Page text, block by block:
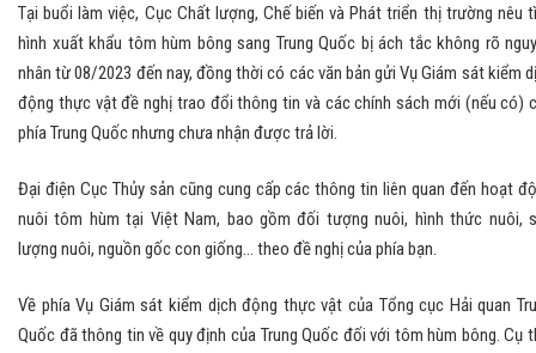
Tại buổi làm việc, Cục Chất lượng, Chế biến và Phát triển thị trường nêu
hình xuất khẩu tôm hùm bông sang Trung Quốc bị ách tắc không rõ
nhân từ 08/2023 đến nay, đồng thời có các văn bản gửi Vụ Giám sát kiểm
động thực vật đề nghị trao đổi thông tin và các chính sách mới (nếu có)
phía Trung Quốc nhưng chưa nhận được trả lời.
Đại điện Cục Thủy sản cũng cung cấp các thông tin liên quan đến hoạt
nuôi tôm hùm tại Việt Nam, bao gồm đối tượng nuôi, hình thức nuôi,
lượng nuôi, nguồn gốc con giống... theo đề nghị của phía bạn.
Về phía Vụ Giám sát kiểm dịch động thực vật của Tổng cục Hải quan
Quốc đã thông tin về quy định của Trung Quốc đối với tôm hùm bông. Cụ